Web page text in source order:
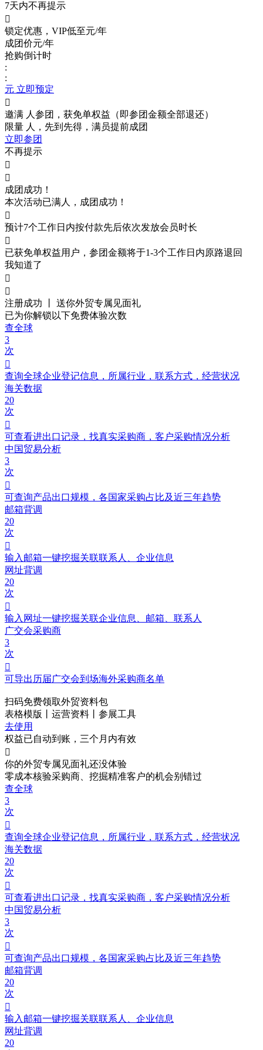
7天内不再提示

锁定优惠，VIP低至元/年
成团价元/年
抢购倒计时
:
:
元 立即预定

邀满 人参团，获免单权益（即参团金额全部退还）
限量 人，先到先得，满员提前成团
立即参团
不再提示


成团成功！
本次活动已满人，成团成功！

预计7个工作日内按付款先后依次发放会员时长

已获免单权益用户，参团金额将于1-3个工作日内原路退回
我知道了


注册成功 丨 送你外贸专属见面礼
已为你解锁以下免费体验次数
查全球
3
次

查询全球企业登记信息，所属行业，联系方式，经营状况
海关数据
20
次

可查看进出口记录，找真实采购商，客户采购情况分析
中国贸易分析
3
次

可查询产品出口规模，各国家采购占比及近三年趋势
邮箱背调
20
次

输入邮箱一键挖掘关联联系人、企业信息
网址背调
20
次

输入网址一键挖掘关联企业信息、邮箱、联系人
广交会采购商
3
次

可导出历届广交会到场海外采购商名单
扫码免费领取外贸资料包
表格模版丨运营资料丨参展工具
去使用
权益已自动到账，三个月内有效

你的外贸专属见面礼还没体验
零成本核验采购商、挖掘精准客户的机会别错过
查全球
3
次

查询全球企业登记信息，所属行业，联系方式，经营状况
海关数据
20
次

可查看进出口记录，找真实采购商，客户采购情况分析
中国贸易分析
3
次

可查询产品出口规模，各国家采购占比及近三年趋势
邮箱背调
20
次

输入邮箱一键挖掘关联联系人、企业信息
网址背调
20